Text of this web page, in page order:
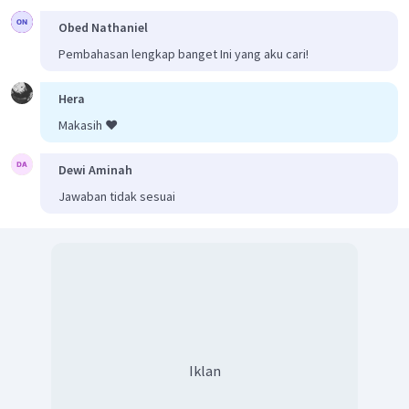
kepentingan pemerintah kolonial.
Obed Nathaniel
Pembahasan lengkap banget Ini yang aku cari!
Hera
Makasih ❤️
Dewi Aminah
Jawaban tidak sesuai
Iklan